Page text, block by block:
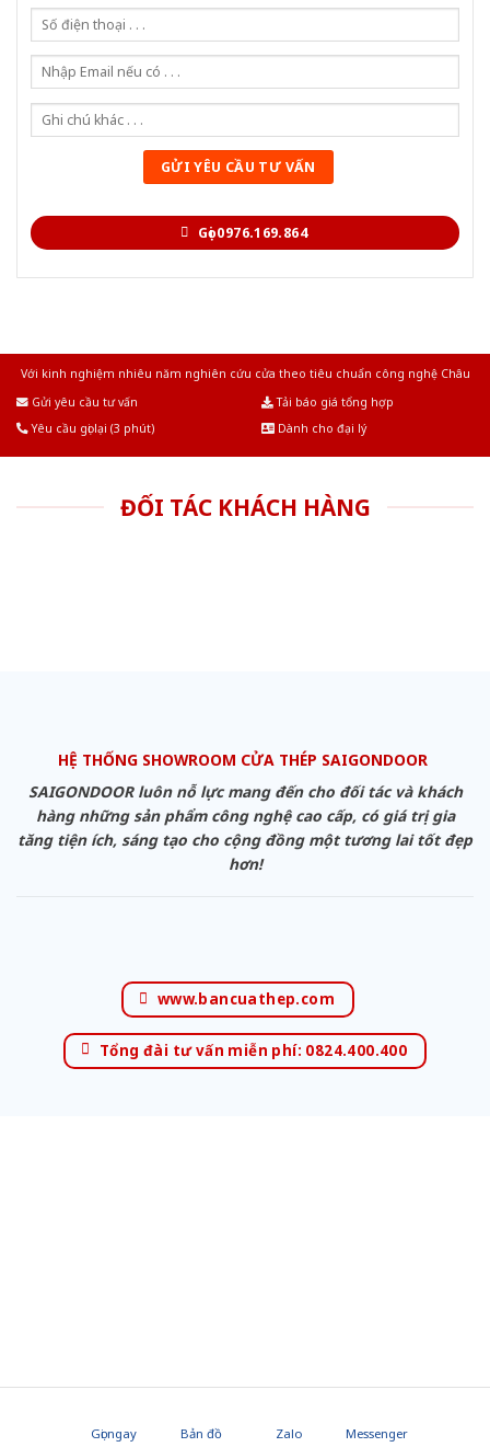
Gọi 0976.169.864
Với kinh nghiệm nhiêu năm nghiên cứu cửa theo tiêu chuẩn công nghệ Châu
Gửi yêu cầu tư vấn
Tải báo giá tổng hợp
Yêu cầu gọi lại (3 phút)
Dành cho đại lý
ĐỐI TÁC KHÁCH HÀNG
HỆ THỐNG SHOWROOM CỬA THÉP SAIGONDOOR
SAIGONDOOR luôn nỗ lực mang đến cho đối tác và khách
hàng những sản phẩm công nghệ cao cấp, có giá trị gia
tăng tiện ích, sáng tạo cho cộng đồng một tương lai tốt đẹp
hơn!
www.bancuathep.com
Tổng đài tư vấn miễn phí: 0824.400.400
Gọi ngay Bản đồ Zalo Messenger